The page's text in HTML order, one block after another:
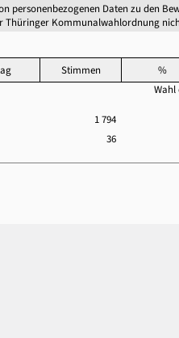
personenbezogenen Daten zu den
Thüringer Kommunalwahlordnung
Stimmen %
Wahl
1 794
36